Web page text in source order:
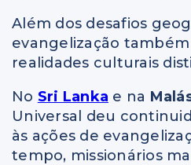
Além dos desafios
evangelização
realidades culturais
No Sri Lanka e na
Universal deu
às ações de
tempo, missionários